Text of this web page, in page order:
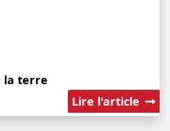
la terre
Lire l'article